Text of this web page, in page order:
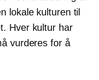
lokale kulturen til
Hver kultur har
vurderes for å